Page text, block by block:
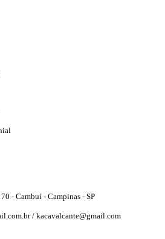
- Cambuí - Campinas - SP
/ kacavalcante@gmail.com